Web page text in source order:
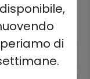
di
il prodotto